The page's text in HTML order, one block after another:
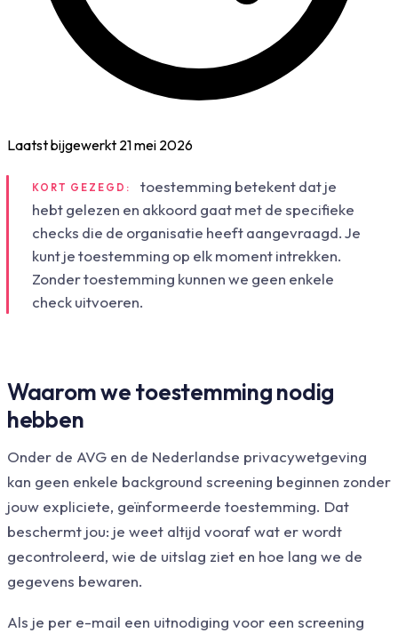
Laatst bijgewerkt 21 mei 2026
KORT GEZEGD:
toestemming betekent dat je
hebt gelezen en akkoord gaat met de specifieke
checks die de organisatie heeft aangevraagd. Je
kunt je toestemming op elk moment intrekken.
Zonder toestemming kunnen we geen enkele
check uitvoeren.
Waarom we toestemming nodig
hebben
Onder de AVG en de Nederlandse privacywetgeving
kan geen enkele background screening beginnen zonder
jouw expliciete, geïnformeerde toestemming. Dat
beschermt jou: je weet altijd vooraf wat er wordt
gecontroleerd, wie de uitslag ziet en hoe lang we de
gegevens bewaren.
Als je per e-mail een uitnodiging voor een screening